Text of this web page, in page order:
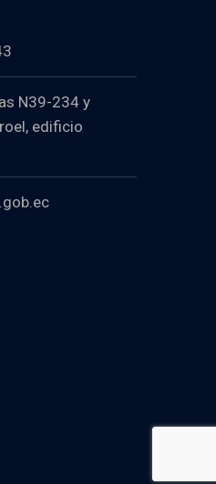
N39-234 y
edificio